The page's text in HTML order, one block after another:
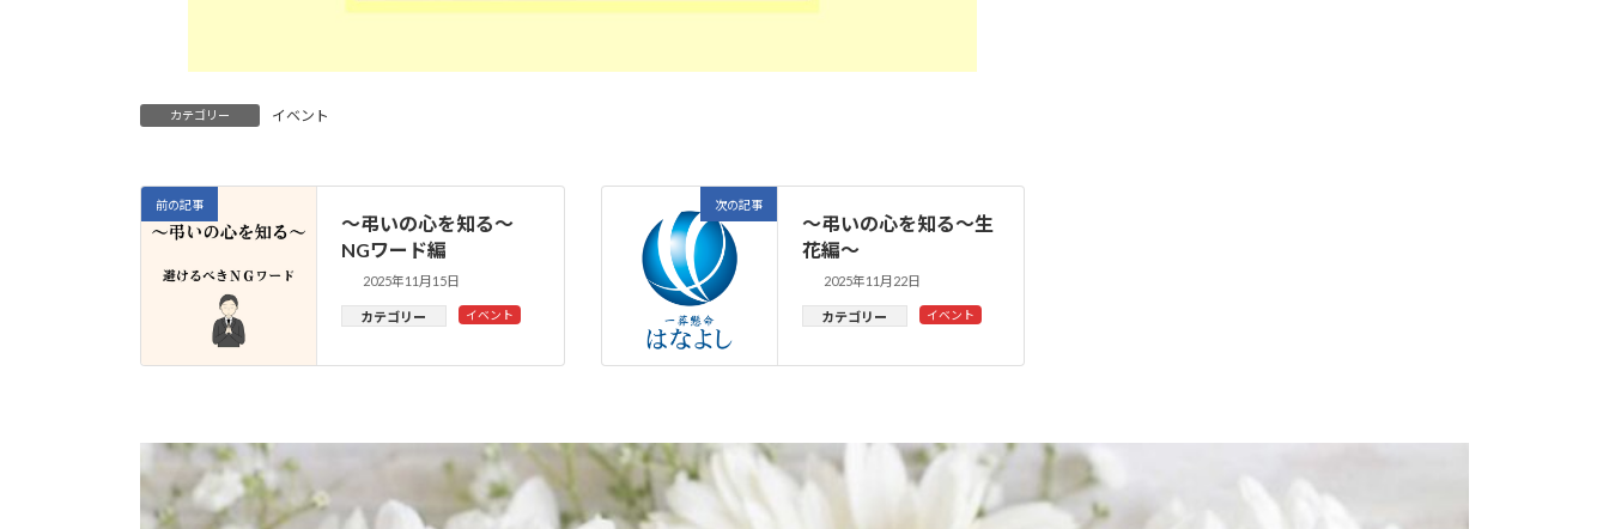
カテゴリー イベント
前の記事
～弔いの心を知る～
NGワード編
2025年11月15日
カテゴリー イベント
次の記事
～弔いの心を知る～生
花編～
2025年11月22日
カテゴリー イベント